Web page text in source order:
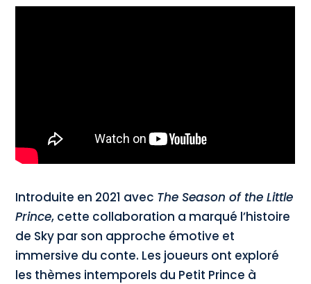
Introduite en 2021 avec The Season of the Little
Prince, cette collaboration a marqué l’histoire
de Sky par son approche émotive et
immersive du conte. Les joueurs ont exploré
les thèmes intemporels du Petit Prince à